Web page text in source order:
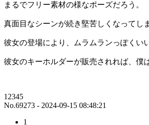
まるでフリー素材の様なポーズだろう。
真面目なシーンが続き堅苦しくなってし
彼女の登場により、ムラムランっぽくい
彼女のキーホルダーが販売されれば、僕
12345
No.69273 - 2024-09-15 08:48:21
1